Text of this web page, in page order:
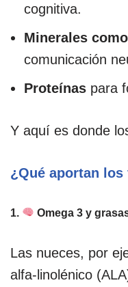
cognitiva.
Minerales
comunicación
Proteínas para
Y aquí es donde
¿Qué aportan
1. Omega 3 y
Las nueces, por
alfa-linolénico